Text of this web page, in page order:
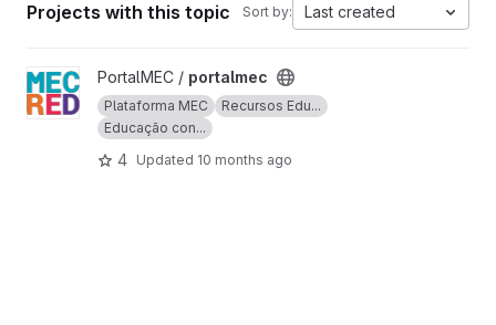
Projects with this topic Sort by: Last created
View portalmec project
PortalMEC / portalmec
Plataforma MEC
Recursos Edu...
Educação con...
4 Updated 10 months ago